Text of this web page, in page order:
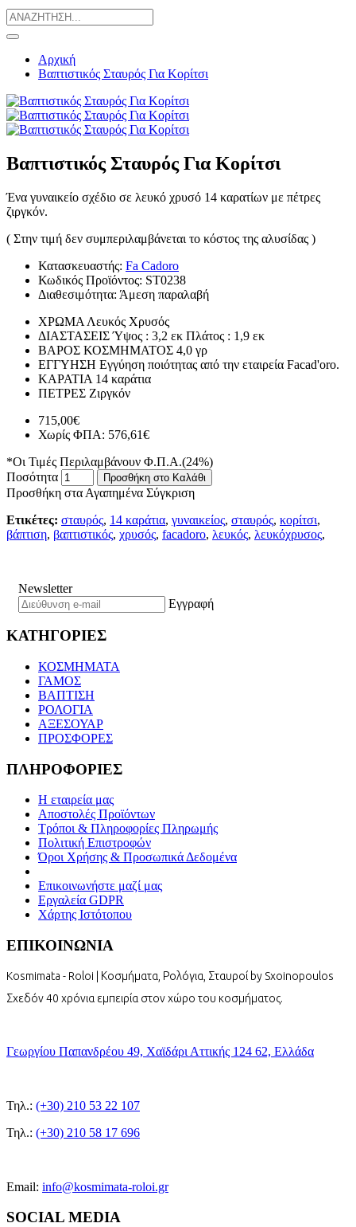
Αρχική
Βαπτιστικός Σταυρός Για Κορίτσι
Βαπτιστικός Σταυρός Για Κορίτσι
Ένα γυναικείο σχέδιο σε λευκό χρυσό 14 καρατίων με πέτρες
ζιργκόν.
( Στην τιμή δεν συμπεριλαμβάνεται το κόστος της αλυσίδας )
Κατασκευαστής: Fa Cadoro
Κωδικός Προϊόντος: ST0238
Διαθεσιμότητα: Άμεση παραλαβή
ΧΡΩΜΑ Λευκός Χρυσός
ΔΙΑΣΤΑΣΕΙΣ Ύψος : 3,2 εκ Πλάτος : 1,9 εκ
ΒΑΡΟΣ ΚΟΣΜΗΜΑΤΟΣ 4,0 γρ
ΕΓΓΥΗΣΗ Εγγύηση ποιότητας από την εταιρεία Facad'oro.
ΚΑΡΑΤΙΑ 14 καράτια
ΠΕΤΡΕΣ Ζιργκόν
715,00€
Χωρίς ΦΠΑ: 576,61€
*Οι Τιμές Περιλαμβάνουν Φ.Π.Α.(24%)
Ποσότητα
Προσθήκη στο Καλάθι
Προσθήκη στα Αγαπημένα Σύγκριση
Ετικέτες: σταυρός, 14 καράτια, γυναικείος, σταυρός, κορίτσι,
βάπτιση, βαπτιστικός, χρυσός, facadoro, λευκός, λευκόχρυσος,
Newsletter
Εγγραφή
ΚΑΤΗΓΟΡΙΕΣ
ΚΟΣΜΗΜΑΤΑ
ΓΑΜΟΣ
ΒΑΠΤΙΣΗ
ΡΟΛΟΓΙΑ
ΑΞΕΣΟΥΑΡ
ΠΡΟΣΦΟΡΕΣ
ΠΛΗΡΟΦΟΡΙΕΣ
Η εταιρεία μας
Αποστολές Προϊόντων
Τρόποι & Πληροφορίες Πληρωμής
Πολιτική Επιστροφών
Όροι Χρήσης & Προσωπικά Δεδομένα
Επικοινωνήστε μαζί μας
Εργαλεία GDPR
Χάρτης Ιστότοπου
ΕΠΙΚΟΙΝΩΝΙΑ
Kosmimata - Roloi | Κοσμήματα, Ρολόγια, Σταυροί by Sxoinopoulos
Σχεδόν 40 χρόνια εμπειρία στον χώρο του κοσμήματος.
Γεωργίου Παπανδρέου 49, Χαϊδάρι Αττικής 124 62, Ελλάδα
Τηλ.: (+30) 210 53 22 107
Τηλ.: (+30) 210 58 17 696
Email: info@kosmimata-roloi.gr
SOCIAL MEDIA